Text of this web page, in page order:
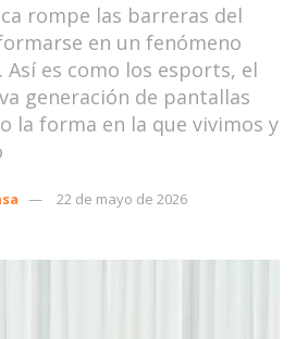
rompe las barreras del
en un fenómeno
es como los esports, el
generación de pantallas
la forma en la que vivimos y
22 de mayo de 2026